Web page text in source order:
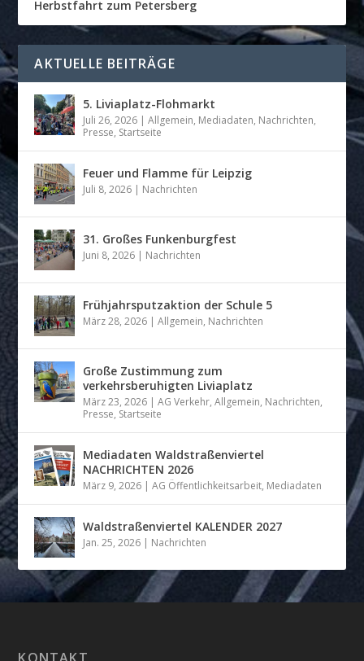
Herbstfahrt zum Petersberg
AKTUELLE BEITRÄGE
5. Liviaplatz-Flohmarkt
Juli 26, 2026 |Allgemein, Mediadaten, Nachrichten,
Presse, Startseite
Feuer und Flamme für Leipzig
Juli 8, 2026 | Nachrichten
31. Großes Funkenburgfest
Juni 8, 2026 | Nachrichten
Frühjahrsputzaktion der Schule 5
März 28, 2026 |Allgemein, Nachrichten
Große Zustimmung zum
verkehrsberuhigten Liviaplatz
März 23, 2026 |AG Verkehr,Allgemein, Nachrichten,
Presse, Startseite
Mediadaten Waldstraßenviertel
NACHRICHTEN 2026
März 9, 2026 |AG Öffentlichkeitsarbeit, Mediadaten
Waldstraßenviertel KALENDER 2027
Jan. 25, 2026 | Nachrichten